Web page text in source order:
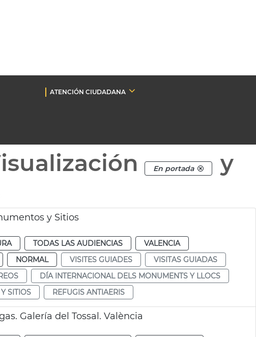
ATENCIÓN CIUDADANA
En portada
y
y Sitios
TODAS LAS AUDIENCIAS
VALENCIA
NORMAL VISITES GUIADES
VISITAS GUIADAS
DÍA INTERNACIONAL DELS MONUMENTS Y LLOCS
SITIOS
REFUGIS ANTIAERIS
Galería del Tossal. València